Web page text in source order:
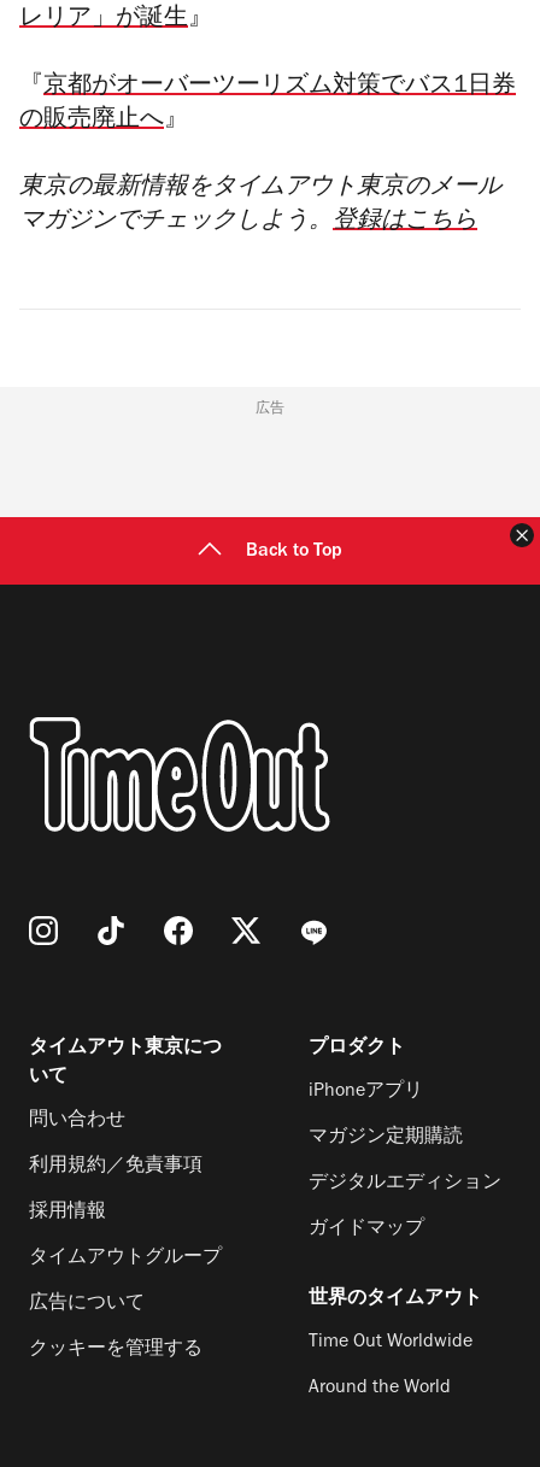
レリア」が誕生』
『 京都がオーバーツーリズム対策でバス1日券
の販売廃止へ』
東京の最新情報をタイムアウト東京のメール
マガジンでチェックしよう。 登録はこちら
広告
Back to Top
タイムアウト東京につ
いて
問い合わせ
利用規約／免責事項
採用情報
タイムアウトグループ
広告について
クッキーを管理する
プロダクト
iPhoneアプリ
マガジン定期購読
デジタルエディション
ガイドマップ
世界のタイムアウト
Time Out Worldwide
Around the World